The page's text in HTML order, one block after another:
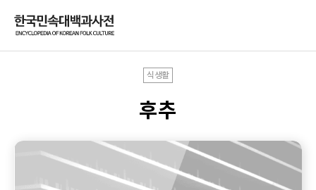
식생활
후추